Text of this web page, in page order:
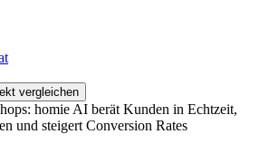
vergleichen
homie AI berät Kunden in Echtzeit,
und steigert Conversion Rates